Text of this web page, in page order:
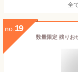
全
no. 19